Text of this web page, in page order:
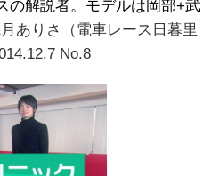
の解説者。モデルは岡部+武
ありさ（電車レース日暮里
No.8